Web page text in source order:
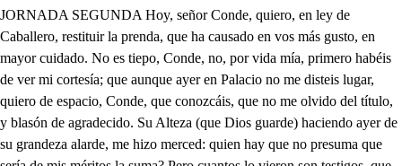
JORNADA SEGUNDA Hoy, señor Conde, quiero, en ley de Caballero, restituir la prenda, que ha causado en vos más gusto, en mayor cuidado. No es tiepo, Conde, no, por vida mía, primero habéis de ver mi cortesía; que aunque ayer en Palacio no me disteis lugar, quiero de espacio, Conde, que conozcáis, que no me olvido del título, y blasón de agradecido. Su Alteza (que Dios guarde) haciendo ayer de su grandeza alarde, me hizo merced: quien hay que no presuma que sería de mis méritos la suma? Pero cuantos lo vieron son testigos, que darte el favor con mis amigos; y para vos, que fin hablarme os fuisteis, bien sabéis, que en aquesto me ofendisteis con noble pecho, y con manos francas reservé la Tenencia de Simancas. Después por hijo vuestro (Dios lo sabe le di a Bernardo la dorada llave, porque quedasen libres, y sin tasa, ambos oficios, Conde, en vuestra casa; y así, de entrambas siento, que me debéis igual reconocimiento; si bien, cuando mi amor, y amistad tocos aún mucho más me pareciera poco. Har tal valor! Qué dices? qué respondes? vive Dios que es el Conde de los Condes, el Protoconde, el Archiconde, digo, y aún el Tataraconde de su amigo: más llámese Don Sancho, nombre que todo el mundo le viene ancho y aún si otro mundo hubiera, en un Don Sancho pienso que cupiera: Conde, yo la merced os agradezco; mas cuando por mí mismo la merezco, no me está bien, ya, Conde, se conoce, que por ajenos méritos la goce. Nunca por mano ajena hay merced, ni Tenencia que sea buena; dádsela a otro, que ya yo tengo indicios, que mi Rey me honrará por mis servacios. Y en cuanto a la merced de Gentil hombre, que os digo, no os asombre, puesto que la merezca, que Bernardo está aquí, que os lo agradezca; que yo no me condeno a agradecer el beneficio ajeno. Señor: hay más notable desvarío! ajeno llama el beneficio mío. Amistad bien pagada: tú has nacido de un Padre por extremo agradecido; que más decir pudiera, si algún pesar el Cónde le trajera? Jamás, Conde, pensara de vos, que me volvierais a la cara las mercedes que aquí os he apacado; mas si poco os parece, que vuestra casa ya sé que más merece, para vos reservé, para vos guardo, como la de Bernardo, plaza de Gentil hombre, digno oficio de un señor como vos, con ejercicio en Palacio, sirviendo juntamente la de Simancas por algún Teniente. Vuesa condición templad extraña, que es buen amigo un Conde de Saldaña, y serviros espero. Ni eso, ni esotro, ni ninguno quiero, ni me admiréis esquivo, que merced que es de otro no recibo; pues cuando llega a mí tan otra viene, que más es de enfado, que de gusto tiene. Es posible, señor, que cuando el Conde tan noble, y tan leal te corresponde, con ingratas porfías desprecies sus mercedes, y las mías? Esa correspondencia digna de la amistad de su Excelencia? De ingrato te condenas. Vive Dios, que la sangre que en mis venas conservo tuya ahora me sacara, y por no la tener la detramira, si de ella presumiera; que hacerme ingrato alguna vez pudiera; pero no lo seré, porque te advierto con rostro descubierto, que si a ser su enemigo te a percibes y la merced por eso no recibes, de la razón llevado, me has de hallar de su parte, y a su lado, hasta perder la vida, que por él la daré por bien perdida, cuadrete, o no te cuadre, que es la razón primero que mi Padre. Bernardo, qué es aquesto? vos así descompuesto? No has andado vive Dios, en tu vida más honrado. Yo no me espanto de que así me trates, que en esos que parecen disparates, de derramar tu sangre sin rodeo, la diferencia en tu sangre veo; y así en nada me aflijo, que ni tu padre soy, ni eres mi hijo. . Cónde, amigo, esperad: yo soy perdido Déjele V. Excelencia, pues se ha ido, que él me dirá después, a fe de honrado, sino es mi padre, quien el ser me ha dado; y de que no lo sea no me pesa, que ingratitud tan bárbara como esa no puede darme calidad ni fama. Oh cuanto el noble natural le llama! . pero aqueste traidor que sabe todo mi secreto, pretende de este modo descomponerme, y acabar mi vida. Ay, bellísima Infanta, qué perdida te lloran ya mis ojos! mas que mi pena siento tus enojos. V. Excelencia llorando? qué es aquesto? vas, señor, tan humano, y tan medesto? Bernardo, de un Filósofo se cuenta, que mirando un ingrato, en quien se afrenta naturaleza toda, tiernamente lloraba, por ver si su dureza se ablandaba. Vive el Cielo, señor, que de ese llanto me he enfurecido tanto, que al que así le provoca, con las manos sangrientas, con la boca despedazar quisiera. Su misma sangre, y su valor altera: . este llanto, estas lágrimas piadosas, son en mi amor forzosas, viendo que el Cielo ha dado un hijo noble a un Padre desgraciado; a un suceso dichoso, la malicia cruel de un ambicioso; a un debido recato, la verdad más segura de un ingrato; y al fin a un delincuente, un mal vecino que le juzga ausente: Deciros más no puedo, que hay mucho que decir, y es mucho el miedo. Señor, V. Excelencia diga ahora lo que sabe de mí, cuando llora tanto hombre, tanto ser, tanta nobleza, de amor es, vive Dios, no de flaqueza. Qué sabéis vos lo que en mí puede haber? . Debo creer, que flaqueza no ha de haber en quien tanto valor vi. Hombre soy, y flaco he sido. pero fue flaqueza honrada. Eso es no decirme nada, señor, de lo que yo os pido. Podré callar? será tanta mi entereza con él? sí, que aquesto importa (ay de mí!) al pundonor de la Infanta: quedaos. Bernardo, con Dios. Confuso, al fin, me dejáis? Padre tenéis, qué os quejáis? no es el Rey mejor que vos. Confuso, y de horror lleno me deja el Conde (qué mortal veneno! mi Padre respiraba, que igualmente causaba, con desigual espanto, y ya en mis ojos, y los suyos llanto. Señor, lo que de uno, y otro infiero, es, que el Conde es honrado Caballero: de tu Padre no sé lo que me diga, porque no siempre obliga la chanza; mas conforme a lo que arguyo, me quemen si Don Rubio es Padre tuyo. Pues Padre ha de tener este Bernardo. Eso es fuerza. Y mi espíritu gallardo, mis pensamientos, y mi heroico brío me avisan de que es noble el Padre mío. Yo no sé lo que en esto me cuadre; mas por salir de un Padre, que Don Rubio se llama, me diera yo ha partido, y con el alma gustoso concertara, que hijo de la Piedra me llamara. Ven. Monzón, que del Conde los enojos me han obligado a enternecer los ojos Es por extremo bizarro. Refiérenme tantas cosas de él, que se imagina el alma, no como prenda tan propia, sino como ya perdida, y que de nuevo la cobra. Pues ya en tu presencia está. Ayúdame, Sol, ahora, que de improviso un contento mal se encubre, y se reboza. Lo que he de decir me advierte, Oblígale a que responda; háblale, Sol, por tu vida. Monzón, en tanta congoja, qué puedo hacer? . Divertirla con la Infanta mi señora, y con Doña Sol. . A un triste aún el mismo Sol le asombra. Ah, Caballero; sois vos Bernardo? . Yo sol, señora, Bernardo, y criado vuestro. Estamos cuidadosas las Damas de conoceros. Pase esta por lisonja; yo puedo costar cuidados? Y muchos. . Qué socarrona pero como el Sol sacara este Sol a cualquier hora. Dicen que sois mur brioso. La soledad ocasiona, aún en muy cortos alientos, resoluciones heroicas; porque la casa, y el monte son una abreviada copia de la guerra, y siempre en ella logré felices victorias. Mas qué mucho, mas qué mucho, si las alcanzan a todas, en fe de que a ser mayores hoy a esas plantas las ponga? Ese es estilo de amante. Vuesa Alteza no me corra, que aunque Aldeano, bien sé la obligación que me toca de reverenciar su nombre. Ay. Sol, qué mal se reboza una pasión tan del alma. Pondré en sus plantas mi boca. Galán sois? . Ya lo seré, si vuestra Alteza me abona, que es nueva naturaleza en los Príncipes las honras. Y ese es estilo de amante. Con distinción, si señora, el soberano respeto debido a vuestra persona a una parte; y el afecto amoroso en Sol a otra. Aquel es amor sagrado, que a reverencia provoca; y este es amor más humano, que abrasa, pero no asombra; que obliga, pero no espanta. Basta, Sol, que te enamora: cortesano es el rapaz, de verle el alma se goza. Si Vuesa Alteza pretende, que le refiera sus cosas, yo solo puedo, que soy coronista de su historia. No ha visto en sus pocos años más fuerte brazo la Europa: rompe en el aire una lanza, cuando blandiendo la dobla los dos opuestos extremos, que acerados hierros gozan, A la más robusta encina, que esa montaña corona, abrazado al firme tronco, la desbarata, y deshoja. Si le viera Vuesa Alteza luchar con firmeza toda la noticia del Tebaño, poctica, y fabulosa. Danza, y barla arrosamente; giradas, y cabriolas como peones las teje, Es cortés, y agradecido; sus liberales, y amplio sas manos, exceden, por Cristo, al pasmo de Macedonia. Habla bien en las ausencias; por la razón se apasiona: y al fin: . Ea, basta, necio, que alabanzas tan ociosas ofenden. . Qué sabéis, vos si hay quien con gusto las oiga? No seré yo tan dichoso. Ya por lo menos te toca hacerle, Sol, un favor. Si Vuesa Alteza me otorga la licencia, si lo haré. Llorará perlas la Aurora, celosa de ver, que el Sol en más flamante carroza, por favorecerme indigno, olvida la verde pompa de las flores, que la esperan ya coronadas de aljófar. Él es galán, y entendido. Esta banda reconozca en vuestro pecho a su dueño. Será la abrasada Zona, donde mis sentidos ardan al Sol de vuestras memorias. En él considero al Conde . tan viva su imagen propia, que ni lo amoroso miente, ni lo bizarro perdona. Gran dicha, Monzón, consigo, El Embajador, señora. Ah, pese al Embajador, y a quien su embajada apoya! Con el Rey hablando viene, y con tu padre. . Estas bodas me cansan, y por no verlas me voy; perdonad, señora. Yo también, si V. Alteza gusta de quedarse sola. Aquí un escudero aguarda. Aquí una esclava se postra. Ya no es posible callar en llegando a esta ocasión. Conde, tan grande traición el Cielo ha de castigar, y en mí lo fuera engañar al Conde de Barcelona, cuyo amor, cuya persona no merece, aunque lo intenta, que yo le invidie una afrenta, cuando espera una Corona. Supuesto que Ve Alteza resoluciones ignora, y la Infanta mi señora oye con tant